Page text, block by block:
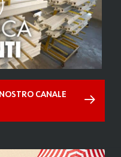
CANALE